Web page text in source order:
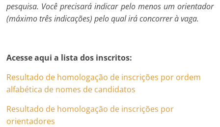
pesquisa. Você precisará indicar pelo menos um orientador
(máximo três indicações) pelo qual irá concorrer à vaga.
Acesse aqui a lista dos inscritos:
Resultado de homologação de inscrições por ordem
alfabética de nomes de candidatos
Resultado de homologação de inscrições por
orientadores